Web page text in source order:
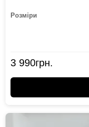
Розміри
3 990грн.